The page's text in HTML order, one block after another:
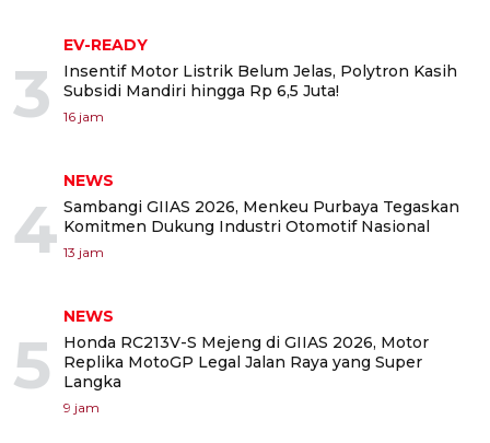
3
EV-READY
Insentif Motor Listrik Belum Jelas, Polytron Kasih
Subsidi Mandiri hingga Rp 6,5 Juta!
16 jam
4
NEWS
Sambangi GIIAS 2026, Menkeu Purbaya Tegaskan
Komitmen Dukung Industri Otomotif Nasional
13 jam
5
NEWS
Honda RC213V-S Mejeng di GIIAS 2026, Motor
Replika MotoGP Legal Jalan Raya yang Super
Langka
9 jam